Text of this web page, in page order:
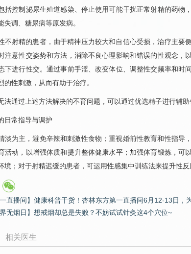
括控制泌尿生殖道感染、停止使用可能干扰正常射精的药
失调、 糖尿病等原发病。
不射精的患者，由于精神压力较大和自信心受损，治疗主
注意性交姿势和方法，消除不良心理影响和错误的性观念
下进行性交。通过事前手淫、改变体位、调整性交频率和
的性刺激，从而有助于治疗。
法通过上述方法解决的不育问题，可以通过优选精子进行辅助
日常指导与调护
淡为主，避免辛辣和刺激性食物；重视婚前性教育和性指
活动，以增强体质和提升整体健康水平；加强体育锻炼，可
境；对于射精迟缓的患者，可运用性感集中训练法来提升性反
一直播间】健康科普干货！杏林东方第一直播间6月12-13日，
界无烟日】想戒烟却总是失败？不妨试试针灸这4个穴位~
相关医生